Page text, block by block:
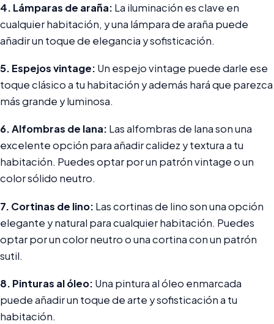
4. Lámparas de araña: La iluminación es clave en
cualquier habitación, y una lámpara de araña puede
añadir un toque de elegancia y sofisticación.
5. Espejos vintage: Un espejo vintage puede darle ese
toque clásico a tu habitación y además hará que parezca
más grande y luminosa.
6. Alfombras de lana: Las alfombras de lana son una
excelente opción para añadir calidez y textura a tu
habitación. Puedes optar por un patrón vintage o un
color sólido neutro.
7. Cortinas de lino: Las cortinas de lino son una opción
elegante y natural para cualquier habitación. Puedes
optar por un color neutro o una cortina con un patrón
sutil.
8. Pinturas al óleo: Una pintura al óleo enmarcada
puede añadir un toque de arte y sofisticación a tu
habitación.